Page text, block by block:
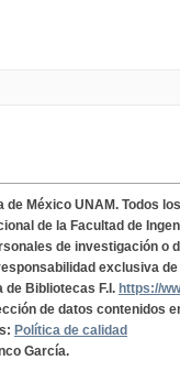
México UNAM. Todos
de la Facultad de
de investigación o
exclusiva
Bibliotecas F.I. https://
de datos contenidos
Política de calidad
García.